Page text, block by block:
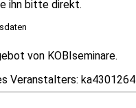
ihn bitte direkt.
von KOBIseminare.
Veranstalters: ka4301264